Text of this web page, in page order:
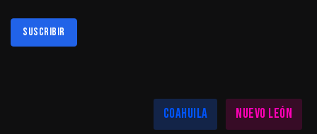
Suscribir
Coahuila
Nuevo León